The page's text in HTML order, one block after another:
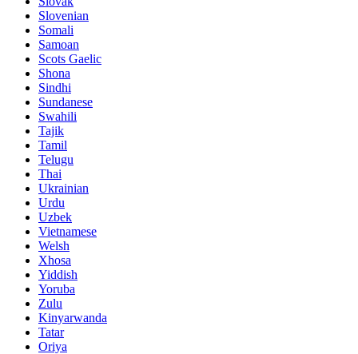
Slovenian
Somali
Samoan
Scots Gaelic
Shona
Sindhi
Sundanese
Swahili
Tajik
Tamil
Telugu
Thai
Ukrainian
Urdu
Uzbek
Vietnamese
Welsh
Xhosa
Yiddish
Yoruba
Zulu
Kinyarwanda
Tatar
Oriya